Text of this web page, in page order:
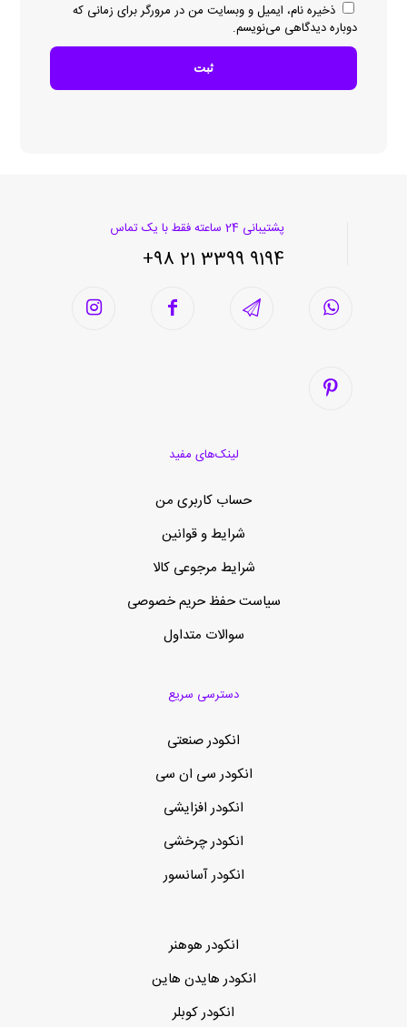
ذخیره نام، ایمیل و وبسایت من در مرورگر برای زمانی که
دوباره دیدگاهی می‌نویسم.
پشتیبانی 24 ساعته فقط با یک تماس
9194 3399 21 98+
لینک‌های مفید
حساب کاربری من
شرایط و قوانین
شرایط مرجوعی کالا
سیاست حفظ حریم خصوصی
سوالات متداول
دسترسی سریع
انکودر صنعتی
انکودر سی ان سی
انکودر افزایشی
انکودر چرخشی
انکودر آسانسور
انکودر هوهنر
انکودر هایدن هاین
انکودر کوبلر